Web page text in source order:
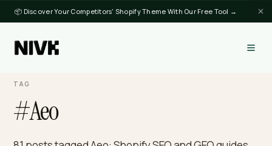
📦 Discover Your Competitors' Shopify Theme With Our Free Tool →
#Aeo